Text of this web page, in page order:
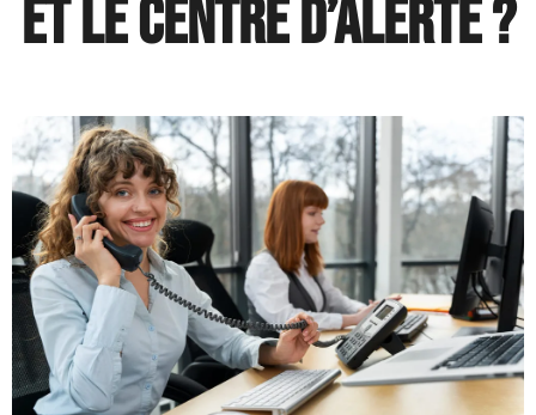
et le centre d’alerte ?